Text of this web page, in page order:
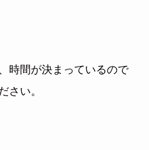
時間が決まっているので
さい。